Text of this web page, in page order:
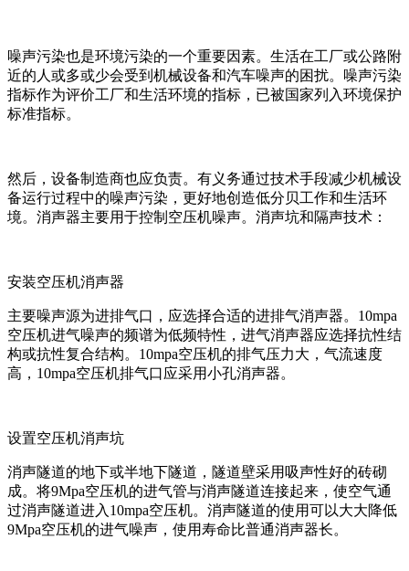
噪声污染也是环境污染的一个重要因素。生活在工厂或公路附
近的人或多或少会受到机械设备和汽车噪声的困扰。噪声污染
指标作为评价工厂和生活环境的指标，已被国家列入环境保护
标准指标。
然后，设备制造商也应负责。有义务通过技术手段减少机械设
备运行过程中的噪声污染，更好地创造低分贝工作和生活环
境。消声器主要用于控制空压机噪声。消声坑和隔声技术：
安装空压机消声器
主要噪声源为进排气口，应选择合适的进排气消声器。10mpa
空压机进气噪声的频谱为低频特性，进气消声器应选择抗性结
构或抗性复合结构。10mpa空压机的排气压力大，气流速度
高，10mpa空压机排气口应采用小孔消声器。
设置空压机消声坑
消声隧道的地下或半地下隧道，隧道壁采用吸声性好的砖砌
成。将9Mpa空压机的进气管与消声隧道连接起来，使空气通
过消声隧道进入10mpa空压机。消声隧道的使用可以大大降低
9Mpa空压机的进气噪声，使用寿命比普通消声器长。